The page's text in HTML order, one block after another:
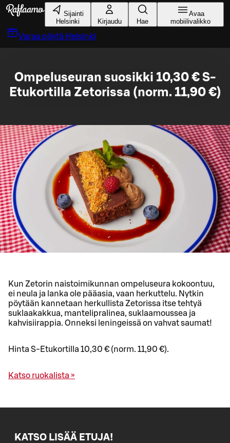
Siirry pääsisältöön
Sijainti
Helsinki
Kirjaudu Hae
Avaa
mobiilivalikko
Varaa pöytä Helsinki
Ompeluseuran suosikki 10,30 € S-
Etukortilla Zetorissa (norm. 11,90 €)
Kun Zetorin naistoimikunnan ompeluseura kokoontuu,
ei neula ja lanka ole pääasia, vaan herkuttelu. Nytkin
pöytään kannetaan herkullista Zetorissa itse tehtyä
suklaakakkua, mantelipralinea, suklaamoussea ja
kahvisiirappia. Onneksi leningeissä on vahvat saumat!
Hinta S-Etukortilla 10,30 € (norm. 11,90 €).
Katso ruokalista »
KATSO LISÄÄ ETUJA!